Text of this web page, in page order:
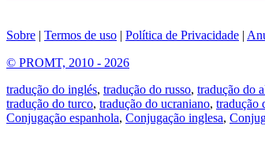
Sobre | Termos de uso | Política de Privacidade |
© PROMT, 2010 - 2026
tradução do inglés, tradução do russo, tradução do
tradução do turco, tradução do ucraniano, tradução
Conjugação espanhola, Conjugação inglesa,